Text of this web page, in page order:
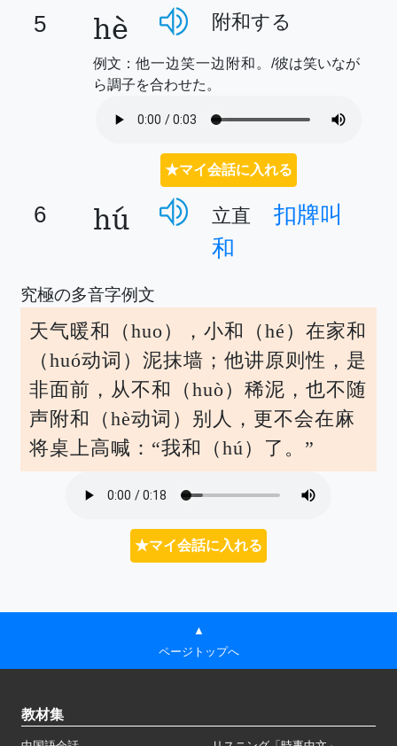
5
hè 附和する
例文： 他一边笑一边附和。 /彼は笑いなが
ら調子を合わせた。
★マイ会話に入れる
6 hú 立直
扣牌叫
和
究極の多音字例文
天气暖和（huo），小和（hé）在家和
（huó动词）泥抹墙；他讲原则性，是
非面前，从不和（huò）稀泥，也不随
声附和（hè动词）别人，更不会在麻
将桌上高喊：“我和（hú）了。”
★マイ会話に入れる
▲
ページトップへ
教材集